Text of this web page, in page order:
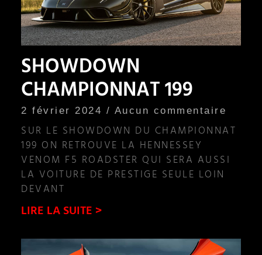
SHOWDOWN
CHAMPIONNAT 199
2 février 2024 Aucun commentaire
SUR LE SHOWDOWN DU CHAMPIONNAT
199 ON RETROUVE LA HENNESSEY
VENOM F5 ROADSTER QUI SERA AUSSI
LA VOITURE DE PRESTIGE SEULE LOIN
DEVANT
LIRE LA SUITE >